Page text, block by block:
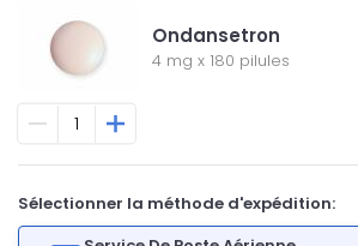
Ondansetron
4 mg x 180 pilules
Sélectionner la méthode d'expédition: